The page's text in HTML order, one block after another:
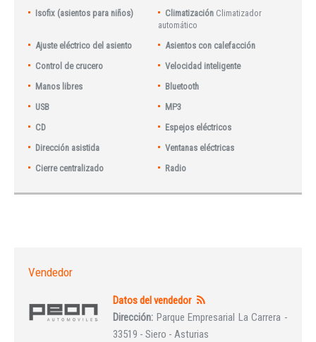
Isofix (asientos para niños) Climatización Climatizador
automático
Ajuste eléctrico del asiento
Asientos con calefacción
Control de crucero
Velocidad inteligente
Manos libres
Bluetooth
USB
MP3
CD
Espejos eléctricos
Dirección asistida
Ventanas eléctricas
Cierre centralizado
Radio
Vendedor
Datos del vendedor
Dirección: Parque Empresarial La Carrera -
33519 - Siero - Asturias